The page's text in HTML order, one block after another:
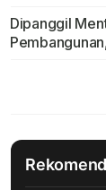
Dipanggil